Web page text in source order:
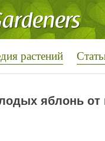
растений
яблонь от